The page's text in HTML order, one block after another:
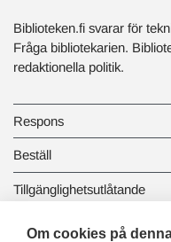
Biblioteken.fi svarar för
Fråga bibliotekarien.
redaktionella politik.
Respons
Beställ
Tillgänglighetsutlåtande
Dataskydd och
Om cookies på